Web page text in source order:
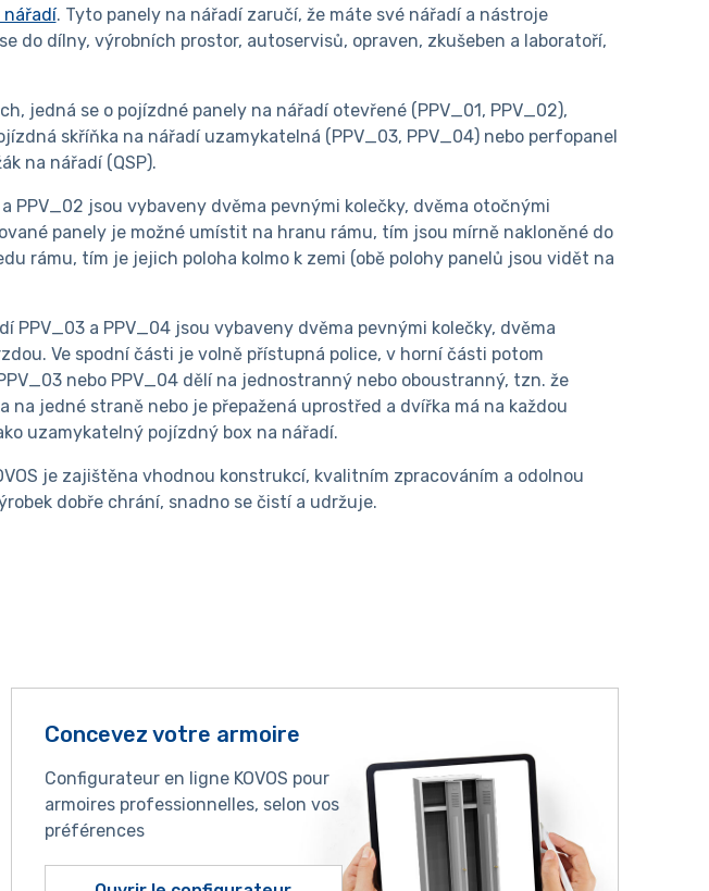
nářadí. Tyto panely na nářadí zaručí, že máte své nářadí a nástroje
do dílny, výrobních prostor, autoservisů, opraven, zkušeben a laboratoří,
jedná se o pojízdné panely na nářadí otevřené (PPV_01, PPV_02),
skříňka na nářadí uzamykatelná (PPV_03, PPV_04) nebo perfopanel
na nářadí (QSP).
PPV_02 jsou vybaveny dvěma pevnými kolečky, dvěma otočnými
panely je možné umístit na hranu rámu, tím jsou mírně nakloněné do
rámu, tím je jejich poloha kolmo k zemi (obě polohy panelů jsou vidět na
PPV_03 a PPV_04 jsou vybaveny dvěma pevnými kolečky, dvěma
Ve spodní části je volně přístupná police, v horní části potom
nebo PPV_04 dělí na jednostranný nebo oboustranný, tzn. že
na jedné straně nebo je přepažená uprostřed a dvířka má na každou
uzamykatelný pojízdný box na nářadí.
je zajištěna vhodnou konstrukcí, kvalitním zpracováním a odolnou
dobře chrání, snadno se čistí a udržuje.
Concevez votre armoire
Configurateur en ligne KOVOS pour
armoires professionnelles, selon vos
préférences